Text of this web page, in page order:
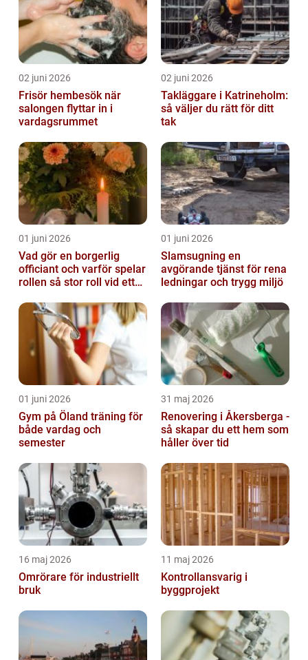
02 juni 2026
Frisör hembesök när
salongen flyttar in i
vardagsrummet
02 juni 2026
Takläggare i Katrineholm:
så väljer du rätt för ditt
tak
01 juni 2026
Vad gör en borgerlig
officiant och varför spelar
rollen så stor roll vid ett
01 juni 2026
Slamsugning en
avgörande tjänst för rena
ledningar och trygg miljö
01 juni 2026
Gym på Öland träning för
både vardag och
semester
31 maj 2026
Renovering i Åkersberga -
så skapar du ett hem som
håller över tid
16 maj 2026
Omrörare för industriellt
bruk
11 maj 2026
Kontrollansvarig i
byggprojekt